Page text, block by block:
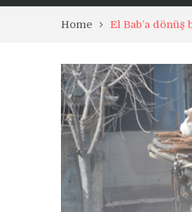
Home El Bab’a dönüş